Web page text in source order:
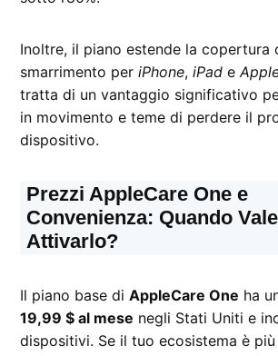
Inoltre, il piano estende la
smarrimento periPhone,iPad e
tratta di un vantaggio significativo
in movimento e teme di perdere il
dispositivo.
Prezzi AppleCare One e
Convenienza: Quando
Attivarlo?
Il piano base diAppleCare One ha
19,99 $ al mese negli Stati Uniti e
dispositivi. Se il tuo ecosistema è